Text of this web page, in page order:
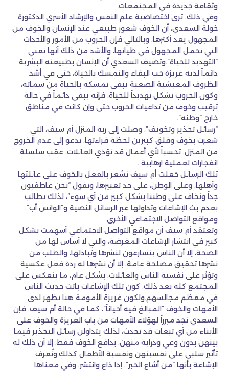
وثقافة جديدة في المجتمعات.
وفي ذلك، ترى اختصاصية علم النفس والإرشاد الأسري الدكتورة
خولة السعدي، أن الخوف شعور طبيعي عند الإنسان والخوف من
المجهول يعد أكثرها، وبالتالي فإن الحروب من الأمور والأحداث
التي تحمل المجهول في طياتها، والأشد من ذلك أنها تعني
“التهديد للحياة”.وتضيف السعدي أن الإنسان بطبيعته البشرية
دائماً لديه غريزة حب البقاء والتمسك بالحياة، حتى في أشد
الظروف المعيشية الصعبة يبقى تمسكه بالحياة من سماته،
وكون الحروب تشكل تهديداً للحياة، فإنه يبقى دائماً في حالة
ترقيب وخوف من تداعيات الحروب حتى وإن كانت في مناطق
خارج “وطنه”.
“رسائل تحذير وتخويف”، وصلت إلى ربة المنزل أم سيف، التي
شعرت بخوف وقلق كبيرين لحظة قراءتها، تدعو إلى عدم الخروج
من المنزل، تحسباً لأي أعمال قد تؤذي العائلات، عقب سلسلة
انفجارات لعملية ارهابية .
تلك الرسائل جعلت أم سيف تشعر بالفعل بالخوف على عائلتها
وأهلها، وعلى الوطن، على حد تعبيرها، وتقول “نحن عاطفيون
جداً ونخاف على وطننا بشكل كبير من أي سوء”، لذلك تطالب
بعدم بث الإشاعات وتداولها عبر الرسائل النصية و”الواتس أب”،
ومواقع التواصل الاجتماعي الأخرى.
وتعتقد أم سيف أن مواقع التواصل الاجتماعي أسهمت بشكل
كبير في انتشار الإشاعات المغرضة، والتي لا أساس لها من
الصحة، إلا أن الناس يتسارعون لنشرها وتبادلها، والطلب من
نشرها تحقيق مصلحة عامة، إلا أن نشرها له ردة فعل عكسية
وتؤثر على نفسية الناس والعائلات، بشكل عام، ما ينعكس على
المجتمع كله بعد ذلك، كون تلك الإشاعات باتت حديث الناس
في معظم مجالسهم.ولكون غريزة الأمومة هنا تظهر لدى
الأمهات والخوف “المبالغ فيه أحياناً”، كما في حالة أم سيف، فإن
السعدي تجد مبرراً لهؤلاء الأمهات من باب الغريزة والخوف على
الأبناء من أي تبعات قد تحدث، لذلك يتداولن رسائل التحذير فيما
بينهن بدون وعي ودراية منهن، بدافع الخوف فقط، إلا أن ذلك له
تأثير سلبي على نفسيتهن ونفسية الأطفال كذلك.وتُعرف
الإشاعة بأنها “من أشاع الخبر”، إذا ذاع وانتشر، وفي معناها